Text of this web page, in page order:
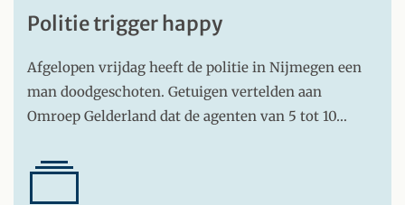
Politie trigger happy
Afgelopen vrijdag heeft de politie in Nijmegen een
man doodgeschoten. Getuigen vertelden aan
Omroep Gelderland dat de agenten van 5 tot 10…